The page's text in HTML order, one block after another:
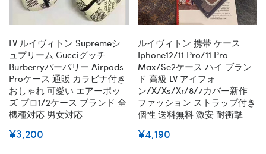
LV ルイヴィトン Supremeシ
ュプリーム Gucciグッチ
Burberryバーバリー Airpods
Proケース 通販 カラビナ付き
おしゃれ 可愛い エアーポッ
ズ プロ1/2ケース ブランド 全
機種対応 男女対応
¥3,200
ルイヴィトン 携帯 ケース
Iphone12/11 Pro/11 Pro
Max/se2ケース ハイ ブラン
ド 高級 LV アイフォ
ン/x/xs/xr/8/7カバー新作
ファッション ストラップ付き
個性 送料無料 激安 耐衝撃
¥4,190